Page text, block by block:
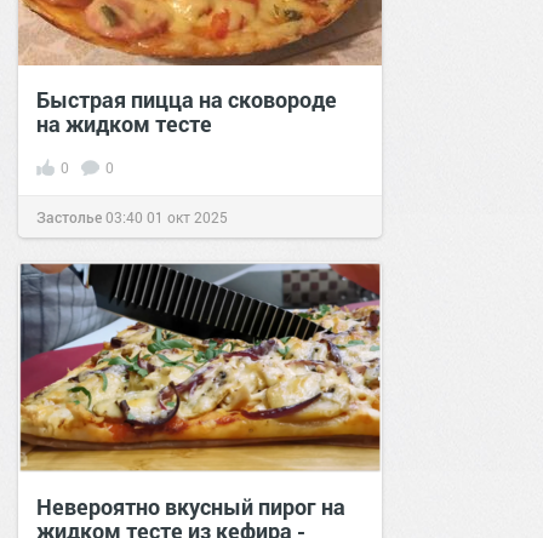
Быстрая пицца на сковороде
на жидком тесте
0 0
Застолье03:40 01 окт 2025
Невероятно вкусный пирог на
жидком тесте из кефира -